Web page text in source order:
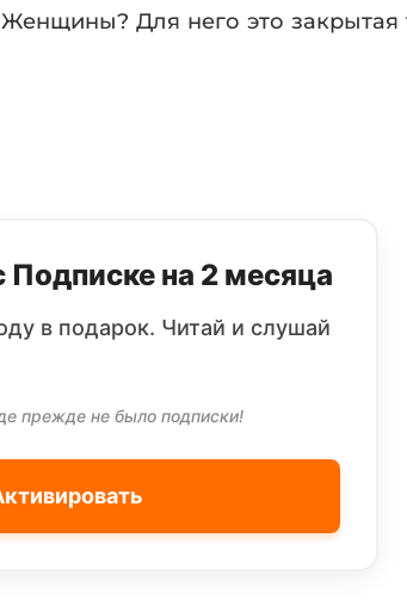
Для него это закрытая
на 2 месяца
в подарок. Читай и слушай
прежде не было подписки!